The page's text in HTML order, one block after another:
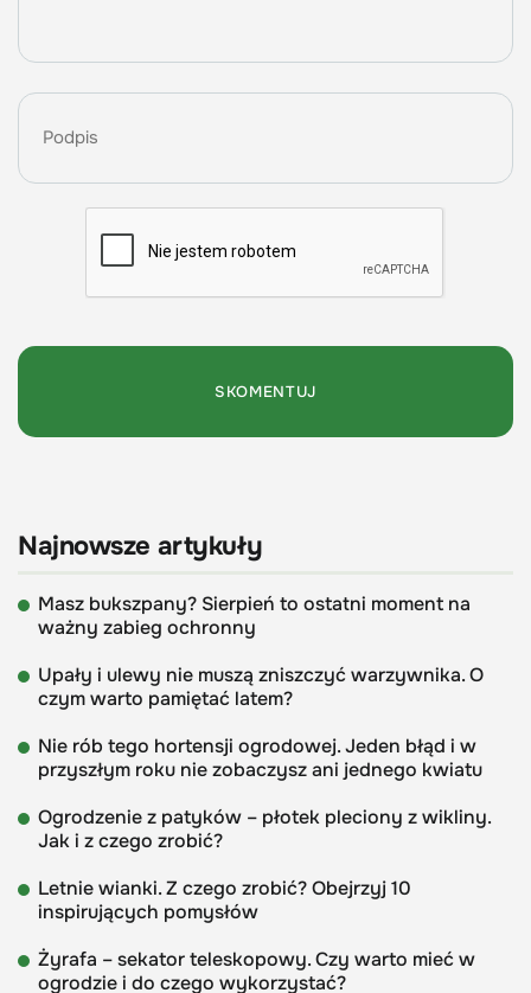
Najnowsze artykuły
Masz bukszpany? Sierpień to ostatni moment na
ważny zabieg ochronny
Upały i ulewy nie muszą zniszczyć warzywnika. O
czym warto pamiętać latem?
Nie rób tego hortensji ogrodowej. Jeden błąd i w
przyszłym roku nie zobaczysz ani jednego kwiatu
Ogrodzenie z patyków – płotek pleciony z wikliny.
Jak i z czego zrobić?
Letnie wianki. Z czego zrobić? Obejrzyj 10
inspirujących pomysłów
Żyrafa – sekator teleskopowy. Czy warto mieć w
ogrodzie i do czego wykorzystać?